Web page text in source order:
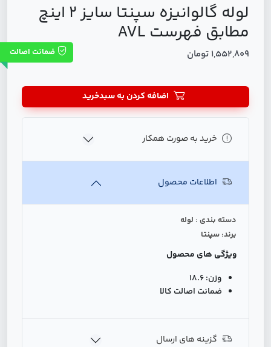
لوله گالوانیزه سپنتا سایز 2 اینچ
مطابق فهرست AVL
1,552,809 تومان ضمانت اصالت
اضافه کردن به سبدخرید
خرید به صورت همکار
اطلاعات محصول
دسته بندی : لوله
برند: سپنتا
ویژگی های محصول
وزن:18.6
ضمانت اصالت کالا
گزینه های ارسال